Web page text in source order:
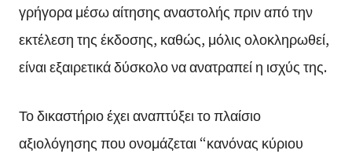
γρήγορα μέσω αίτησης αναστολής πριν από την
εκτέλεση της έκδοσης, καθώς, μόλις ολοκληρωθεί,
είναι εξαιρετικά δύσκολο να ανατραπεί η ισχύς της.
Το δικαστήριο έχει αναπτύξει το πλαίσιο
αξιολόγησης που ονομάζεται “κανόνας κύριου